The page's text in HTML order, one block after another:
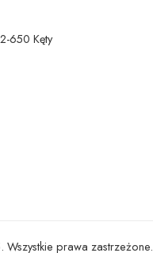
650 Kęty
prawa zastrzeżone.